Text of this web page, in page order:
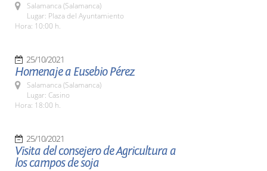
Salamanca (Salamanca)
Lugar: Plaza del Ayuntamiento
Hora: 10:00 h.
25/10/2021
Homenaje a Eusebio Pérez
Salamanca (Salamanca)
Lugar: Casino
Hora: 18:00 h.
25/10/2021
Visita del consejero de Agricultura a
los campos de soja